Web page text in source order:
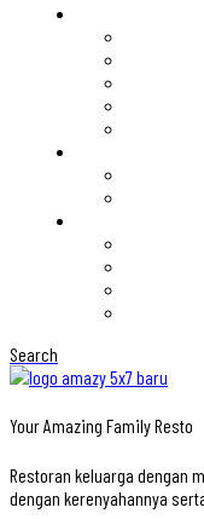
Search
Your Amazing Family Resto
Restoran keluarga dengan
dengan kerenyahannya